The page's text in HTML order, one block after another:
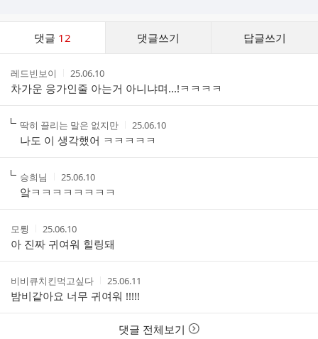
댓글 12 댓글쓰기 답글쓰기
스
작
성
자
레드빈보이
작
성
시
간
25.06.10
차가운 응가인줄 아는거 아니냐며...!ㅋㅋㅋㅋ
작
성
자
딱히 끌리는 말은 없지만
작
성
시
간
25.06.10
나도 이 생각했어 ㅋㅋㅋㅋㅋ
작
성
자
승희님
작
성
간
25.06.10
앜ㅋㅋㅋㅋㅋㅋㅋㅋ
작
성
자
모륑
작
성
시
간
25.06.10
아 진짜 귀여워 힐링돼
작
성
자
비비큐치킨먹고싶다
작
성
시
간
25.06.11
밤비같아요 너무 귀여워 !!!!!
댓글 전체보기